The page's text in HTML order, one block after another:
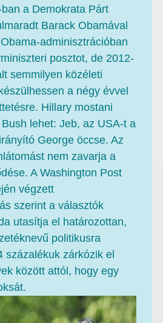
a Demokrata Párt
Barack Obamával
adminisztrációban
posztot, de 2012-
semmilyen közéleti
a négy évvel
Hillary mostani
lehet: Jeb, az USA-t a
George öccse. Az
nem zavarja a
A Washington Post
végzett
szerint a választók
utasítja el határozottan,
politikusra
százalékuk zárkózik el
között attól, hogy egy